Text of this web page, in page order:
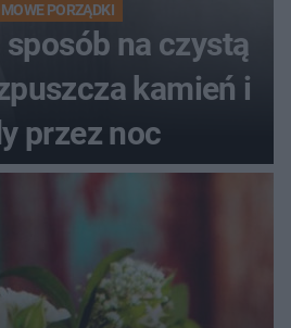
PORZĄDKI
na czystą
kamień i
przez noc